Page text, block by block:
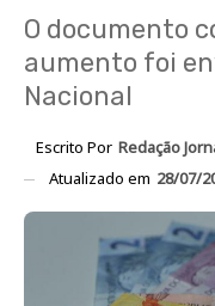
O documento
aumento foi
Nacional
Escrito Por Redação
Atualizado em 28/07/